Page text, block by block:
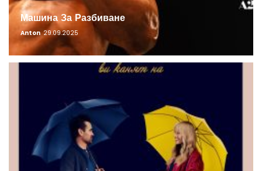
Машина За Разбиване
Anton 29.09.2025